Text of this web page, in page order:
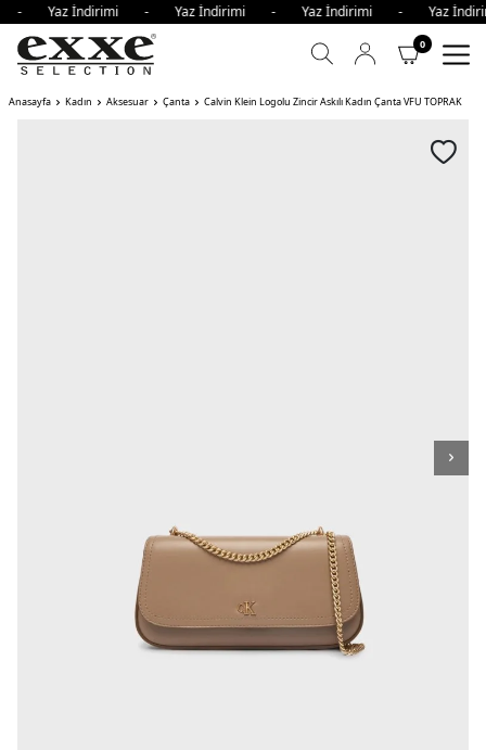
- Yaz İndirimi - Yaz İndirimi - Yaz İndirimi -
0
Anasayfa Kadın Aksesuar Çanta Calvin Klein Logolu Zincir Askılı Kadın Çanta VFU TOPRAK